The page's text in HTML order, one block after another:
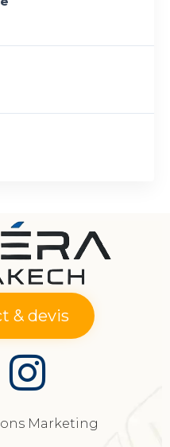
& devis
Marketing